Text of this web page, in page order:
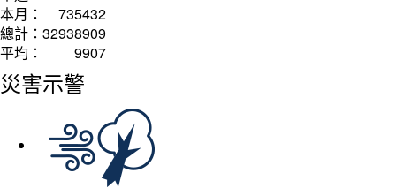
本月：
735432
總計： 32938909
平均：
9907
災害示警